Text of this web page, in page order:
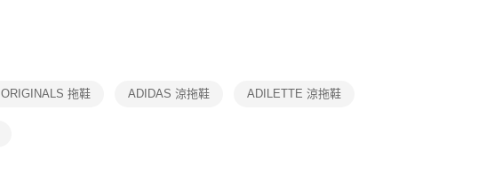
１．透過由恩沛科技股份有限公司提供之「AFTEE先享後付」服務完成之
交易，需依本服務之必要範圍內提供個人資料，並將交易相關給付款項請
ORIGINALS 拖鞋 ADIDAS 涼拖鞋 ADILETTE 涼拖鞋